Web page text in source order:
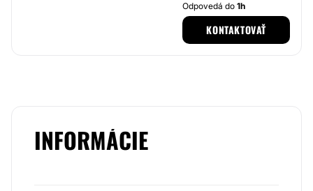
Odpovedá do1h
KONTAKTOVAŤ
INFORMÁCIE